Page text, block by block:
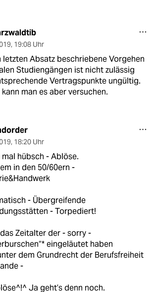
, 19:08 Uhr
letzten Absatz beschriebene Vorgehen
Studiengängen ist nicht zulässig
Vertragspunkte ungültig.
kann man es aber versuchen.
, 18:20 Uhr
mal hübsch - Ablöse.
in den 50/60ern -
- Übergreifende
- Torpediert!
Zeitalter der - sorry -
eingeläutet haben
dem Grundrecht der Berufsfreiheit
-
Ja geht’s denn noch.